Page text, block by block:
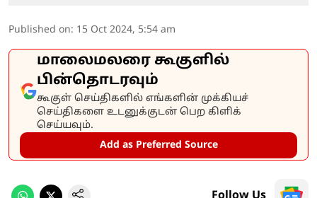
Published on: 15 Oct 2024, 5:54 am
மாலைமலரை கூகுளில்
பின்தொடரவும்
கூகுள் செய்திகளில் எங்களின் முக்கியச்
செய்திகளை உடனுக்குடன் பெற கிளிக்
செய்யவும்.
Add as Preferred Source